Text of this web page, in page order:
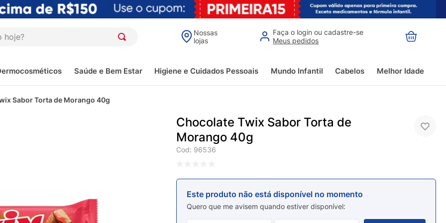
Nossas
lojas
Faça o login ou cadastre-se
Meus pedidos
Saúde e Bem Estar Higiene e Cuidados Pessoais Mundo Infantil Cabelos Melhor Idade
Sabor Torta de Morango 40g
Chocolate Twix Sabor Torta de
Morango 40g
Cod: 96536
Este produto não está disponível no momento
Quero que me avisem quando estiver disponível